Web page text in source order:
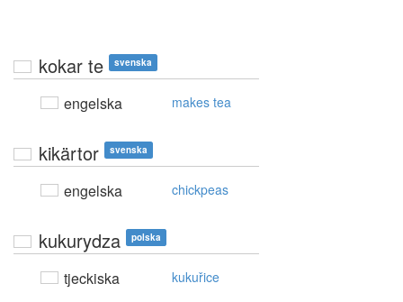
kokar te svenska
engelska makes tea
kikärtor svenska
engelska chickpeas
kukurydza polska
tjeckiska kukuřice